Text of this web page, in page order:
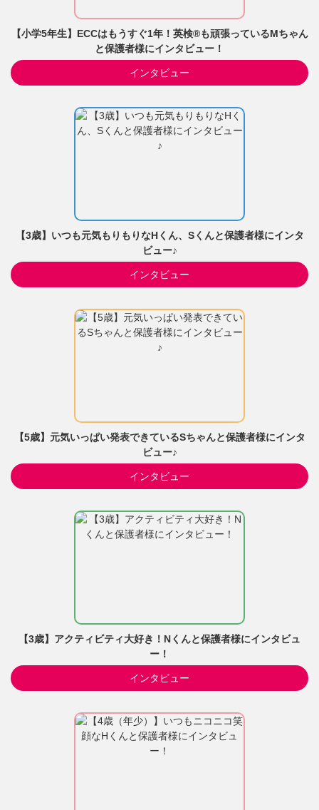
【小学5年生】ECCはもうすぐ1年！英検®も頑張っているMちゃん
と保護者様にインタビュー！
インタビュー
【3歳】いつも元気もりもりなHくん、Sくんと保護者様にインタ
ビュー♪
インタビュー
【5歳】元気いっぱい発表できているSちゃんと保護者様にインタ
ビュー♪
インタビュー
【3歳】アクティビティ大好き！Nくんと保護者様にインタビュ
ー！
インタビュー